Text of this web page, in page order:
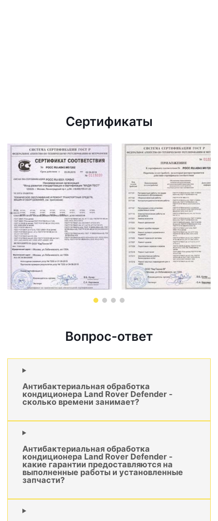
Сертификаты
Вопрос-ответ
Антибактериальная обработка
кондиционера Land Rover Defender -
сколько времени занимает?
Антибактериальная обработка
кондиционера Land Rover Defender -
какие гарантии предоставляются на
выполненные работы и установленные
запчасти?